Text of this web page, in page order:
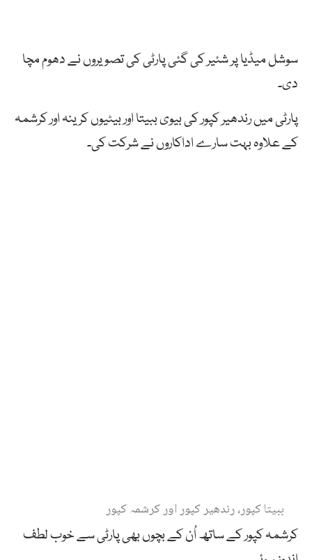
سوشل میڈیا پر شئیر کی گئی پارٹی کی تصویروں نے دھوم مچا
دی۔
پارٹی میں رندھیر کپور کی بیوی ببیتا اور بیٹیوں کرینہ اور کرشمہ
کے علاوہ بہت سارے اداکاروں نے شرکت کی۔
ببیتا کپور، رندھیر کپور اور کرشمہ کپور
کرشمہ کپور کے ساتھ اُن کے بچوں بھی پارٹی سے خوب لطف